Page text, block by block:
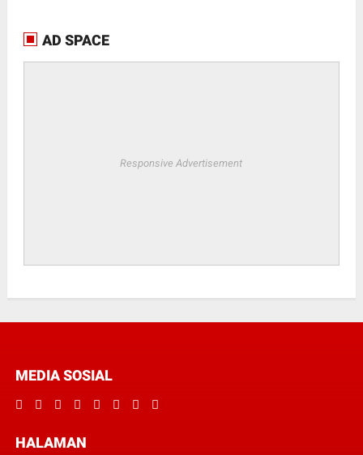
AD SPACE
Responsive Advertisement
MEDIA SOSIAL
HALAMAN